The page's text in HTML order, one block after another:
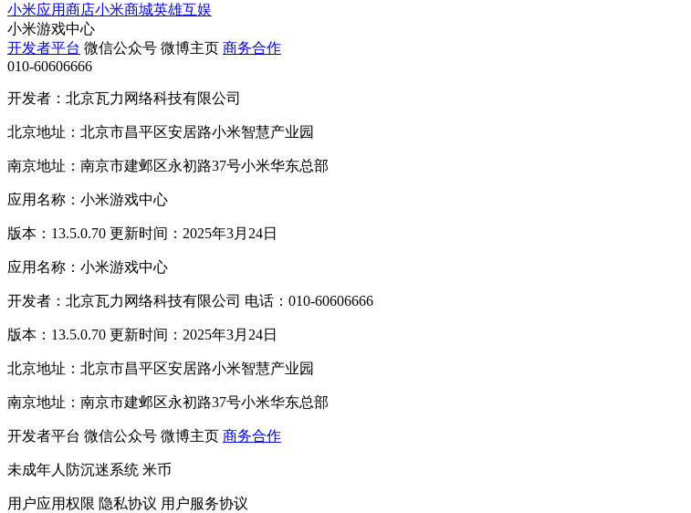
小米应用商店小米商城英雄互娱
小米游戏中心
开发者平台 微信公众号 微博主页 商务合作
010-60606666
开发者：北京瓦力网络科技有限公司
北京地址：北京市昌平区安居路小米智慧产业园
南京地址：南京市建邺区永初路37号小米华东总部
应用名称：小米游戏中心
版本：13.5.0.70 更新时间：2025年3月24日
应用名称：小米游戏中心
开发者：北京瓦力网络科技有限公司 电话：010-60606666
版本：13.5.0.70 更新时间：2025年3月24日
北京地址：北京市昌平区安居路小米智慧产业园
南京地址：南京市建邺区永初路37号小米华东总部
开发者平台 微信公众号 微博主页 商务合作
未成年人防沉迷系统 米币
用户应用权限 隐私协议 用户服务协议